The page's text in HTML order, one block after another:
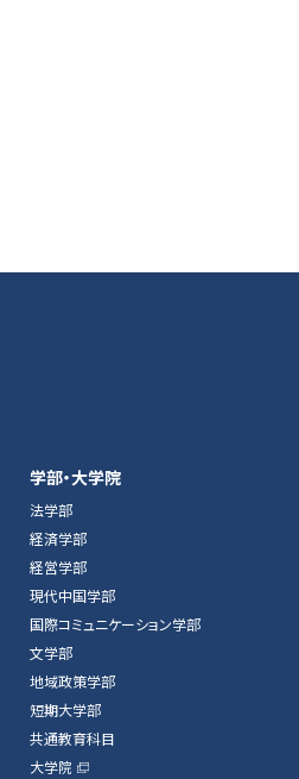
学部・大学院
法学部
経済学部
経営学部
現代中国学部
国際コミュニケーション学部
文学部
地域政策学部
短期大学部
共通教育科目
大学院